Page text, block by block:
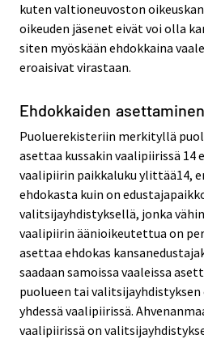
kuten valtioneuvoston
oikeuden jäsenet eivät voi olla
siten myöskään ehdokkaina
eroaisivat virastaan.
Ehdokkaiden asettaminen
Puoluerekisteriin merkityllä
asettaa kussakin vaalipiirissä 14
vaalipiirin paikkaluku ylittää14,
ehdokasta kuin on
valitsijayhdistyksellä, jonka
vaalipiirin äänioikeutettua on
asettaa ehdokas
saadaan samoissa vaaleissa
puolueen tai valitsijayhdistyksen
yhdessä vaalipiirissä.
vaalipiirissä on